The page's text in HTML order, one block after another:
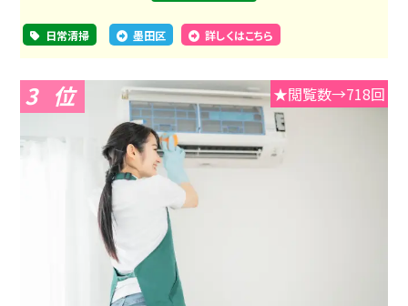
日常清掃 墨田区 詳しくはこちら
3 ★閲覧数→718回